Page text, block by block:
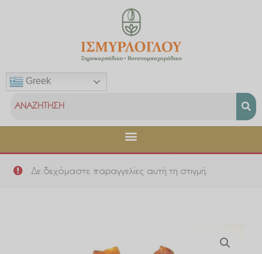
Greek
Δε δεχόμαστε παραγγελίες αυτή τη στιγμή.